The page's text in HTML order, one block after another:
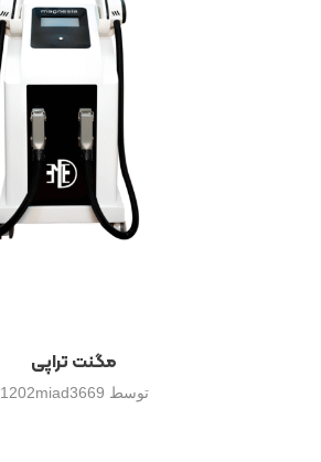
مگنت تراپی
توسط 1202miad3669